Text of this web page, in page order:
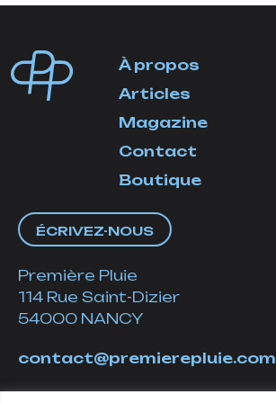
À propos
Articles
Magazine
Contact
Boutique
ÉCRIVEZ-NOUS
Première Pluie
114 Rue Saint-Dizier
54000 NANCY
contact@premierepluie.com